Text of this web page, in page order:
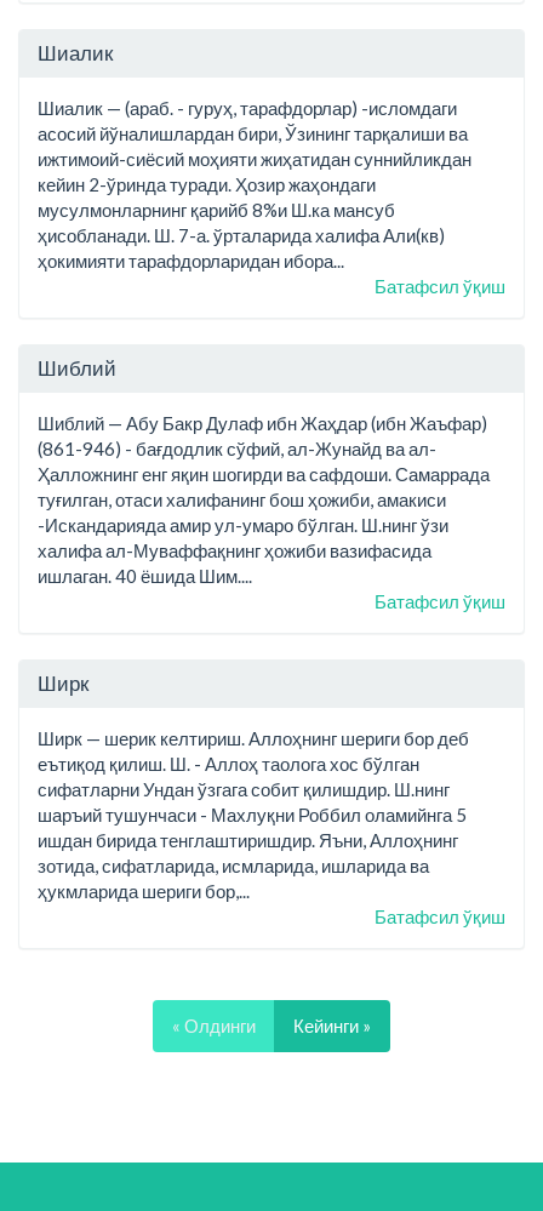
Шиалик
Шиалик — (араб. - гуруҳ, тарафдорлар) -исломдаги
асосий йўналишлардан бири, Ўзининг тарқалиши ва
ижтимоий-сиёсий моҳияти жиҳатидан суннийликдан
кейин 2-ўринда туради. Ҳозир жаҳондаги
мусулмонларнинг қарийб 8%и Ш.ка мансуб
ҳисобланади. Ш. 7-а. ўрталарида халифа Али(кв)
ҳокимияти тарафдорларидан ибора...
Батафсил ўқиш
Шиблий
Шиблий — Абу Бакр Дулаф ибн Жаҳдар (ибн Жаъфар)
(861-946) - бағдодлик сўфий, ал-Жунайд ва ал-
Ҳалложнинг енг яқин шогирди ва сафдоши. Самаррада
туғилган, отаси халифанинг бош ҳожиби, амакиси
-Искандарияда амир ул-умаро бўлган. Ш.нинг ўзи
халифа ал-Муваффақнинг ҳожиби вазифасида
ишлаган. 40 ёшида Шим....
Батафсил ўқиш
Ширк
Ширк — шерик келтириш. Аллоҳнинг шериги бор деб
еътиқод қилиш. Ш. - Аллоҳ таолога хос бўлган
сифатларни Ундан ўзгага собит қилишдир. Ш.нинг
шаръий тушунчаси - Махлуқни Роббил оламийнга 5
ишдан бирида тенглаштиришдир. Яъни, Аллоҳнинг
зотида, сифатларида, исмларида, ишларида ва
ҳукмларида шериги бор,...
Батафсил ўқиш
« Олдинги Кейинги »